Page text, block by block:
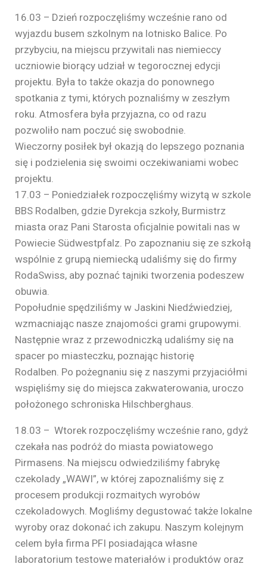
16.03 – Dzień rozpoczęliśmy wcześnie rano od
wyjazdu busem szkolnym na lotnisko Balice. Po
przybyciu, na miejscu przywitali nas niemieccy
uczniowie biorący udział w tegorocznej edycji
projektu. Była to także okazja do ponownego
spotkania z tymi, których poznaliśmy w zeszłym
roku. Atmosfera była przyjazna, co od razu
pozwoliło nam poczuć się swobodnie.
Wieczorny posiłek był okazją do lepszego poznania
się i podzielenia się swoimi oczekiwaniami wobec
projektu.
17.03 – Poniedziałek rozpoczęliśmy wizytą w szkole
BBS Rodalben, gdzie Dyrekcja szkoły, Burmistrz
miasta oraz Pani Starosta oficjalnie powitali nas w
Powiecie Südwestpfalz. Po zapoznaniu się ze szkołą
wspólnie z grupą niemiecką udaliśmy się do firmy
RodaSwiss, aby poznać tajniki tworzenia podeszew
obuwia.
Popołudnie spędziliśmy w Jaskini Niedźwiedziej,
wzmacniając nasze znajomości grami grupowymi.
Następnie wraz z przewodniczką udaliśmy się na
spacer po miasteczku, poznając historię
Rodalben. Po pożegnaniu się z naszymi przyjaciółmi
wspięliśmy się do miejsca zakwaterowania, uroczo
położonego schroniska Hilschberghaus.
18.03 – Wtorek rozpoczęliśmy wcześnie rano, gdyż
czekała nas podróż do miasta powiatowego
Pirmasens. Na miejscu odwiedziliśmy fabrykę
czekolady „WAWI”, w której zapoznaliśmy się z
procesem produkcji rozmaitych wyrobów
czekoladowych. Mogliśmy degustować także lokalne
wyroby oraz dokonać ich zakupu. Naszym kolejnym
celem była firma PFI posiadająca własne
laboratorium testowe materiałów i produktów oraz